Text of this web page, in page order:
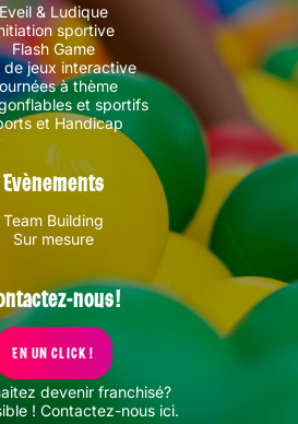
Eveil & Ludique
sportive
Flash Game
de jeux interactive
à thème
et sportifs
et Handicap
Evènements
Team Building
Sur mesure
nous !
EN UN CLICK !
devenir franchisé?
! Contactez-nous ici.